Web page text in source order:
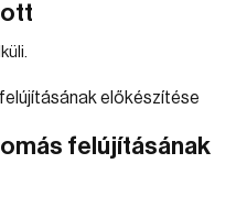
felújításának